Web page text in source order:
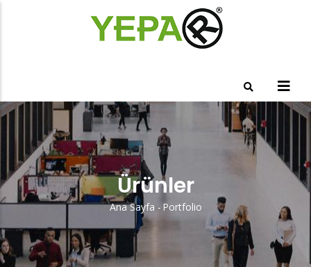
Ürünler
Sayfa
Yolu
Ana Sayfa - Portfolio